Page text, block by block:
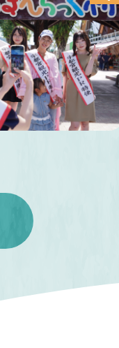
や ろまんちっく